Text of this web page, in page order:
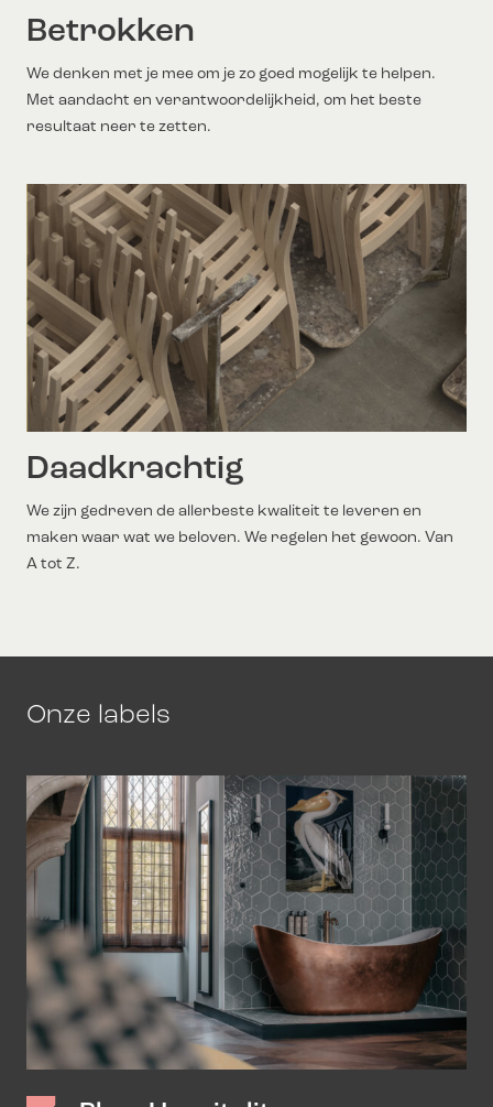
Betrokken
We denken met je mee om je zo goed mogelijk te helpen.
Met aandacht en verantwoordelijkheid, om het beste
resultaat neer te zetten.
Daadkrachtig
We zijn gedreven de allerbeste kwaliteit te leveren en
maken waar wat we beloven. We regelen het gewoon. Van
A tot Z.
Onze labels